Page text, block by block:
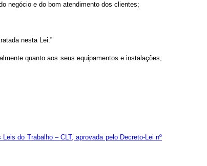
negócio e do bom atendimento dos clientes;
nesta Lei.”
quanto aos seus equipamentos e instalações,
do Trabalho – CLT, aprovada pelo Decreto-Lei nº